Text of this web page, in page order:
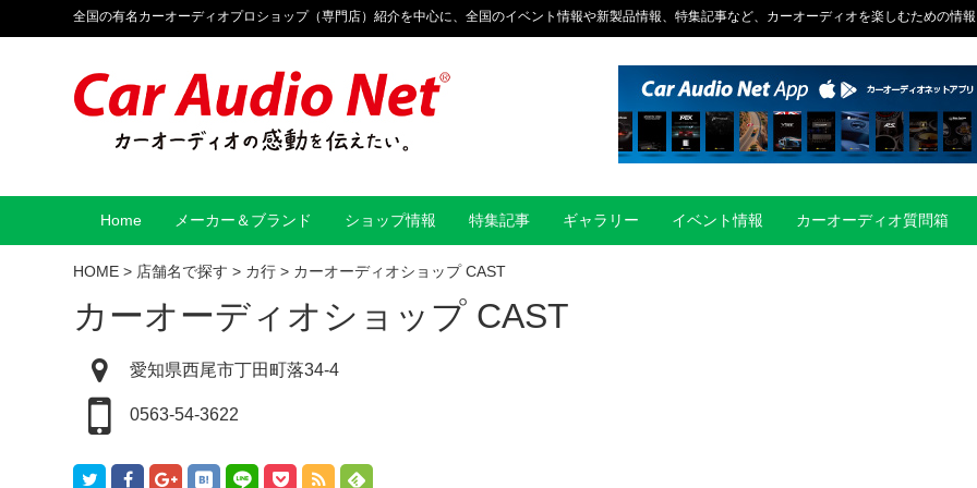
全国の有名カーオーディオプロショップ（専門店）紹介を中心に、全国のイベント情報や新製品情報、特集記事など、カーオーディオを楽しむための情
Home メーカー＆ブランド ショップ情報 特集記事 ギャラリー イベント情報 カーオーディオ質問箱
HOME > 店舗名で探す > カ行 > カーオーディオショップ CAST
カーオーディオショップ CAST
愛知県西尾市丁田町落34-4
0563-54-3622